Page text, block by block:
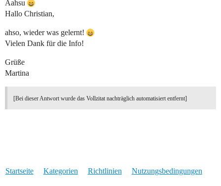
Aahsu
Hallo Christian,
ahso, wieder was gelernt!
Vielen Dank für die Info!
Grüße
Martina
[Bei dieser Antwort wurde das Vollzitat nachträglich automatisiert entfernt]
Startseite Kategorien Richtlinien Nutzungsbedingungen